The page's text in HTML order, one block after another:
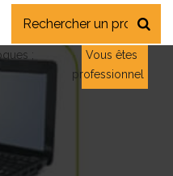
;
Vous êtes
professionnel